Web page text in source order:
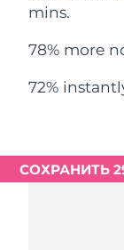
mins.
78% more
72%
СОХРАНИТЬ
Малайзия